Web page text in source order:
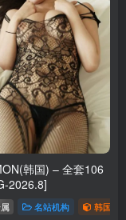
韩国) – 全套106
2026.8]
名站机构 韩国（